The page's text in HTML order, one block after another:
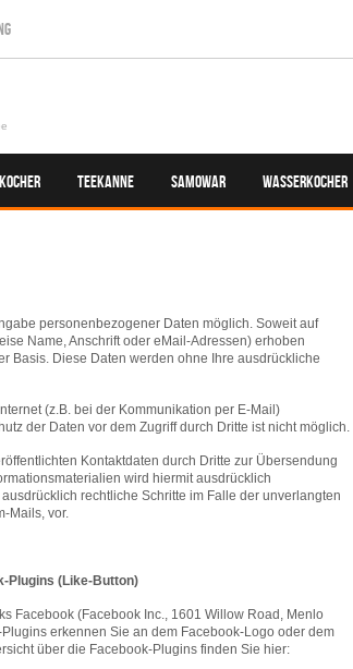
TEEKANNE SAMOWAR WASSERKOCHER
personenbezogener Daten möglich. Soweit auf
Name, Anschrift oder eMail-Adressen) erhoben
Basis. Diese Daten werden ohne Ihre ausdrückliche
(z.B. bei der Kommunikation per E-Mail)
der Daten vor dem Zugriff durch Dritte ist nicht möglich.
Kontaktdaten durch Dritte zur Übersendung
wird hiermit ausdrücklich
rechtliche Schritte im Falle der unverlangten
Mails, vor.
Plugins (Like-Button)
Facebook (Facebook Inc., 1601 Willow Road, Menlo
erkennen Sie an dem Facebook-Logo oder dem
über die Facebook-Plugins finden Sie hier: